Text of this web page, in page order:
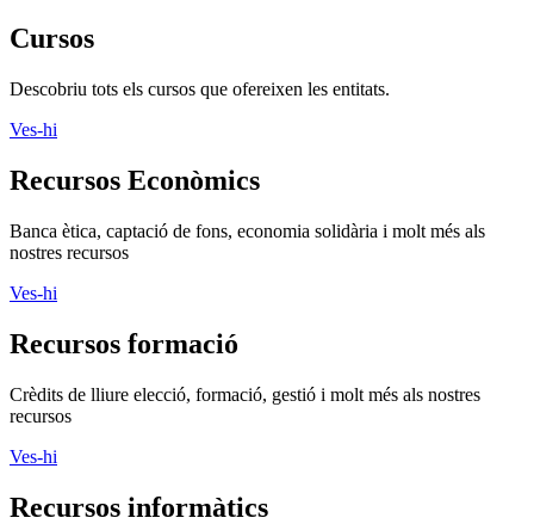
Cursos
Descobriu tots els cursos que ofereixen les entitats.
Ves-hi
Recursos Econòmics
Banca ètica, captació de fons, economia solidària i molt més als
nostres recursos
Ves-hi
Recursos formació
Crèdits de lliure elecció, formació, gestió i molt més als nostres
recursos
Ves-hi
Recursos informàtics